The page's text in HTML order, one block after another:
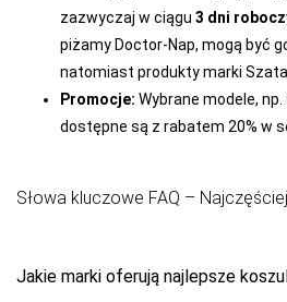
zazwyczaj w ciągu 3 dni
piżamy Doctor-Nap, mogą być
natomiast produkty marki Szata
Promocje: Wybrane modele, np.
dostępne są z rabatem 20% w
Słowa kluczowe FAQ –
Jakie marki oferują najlepsze